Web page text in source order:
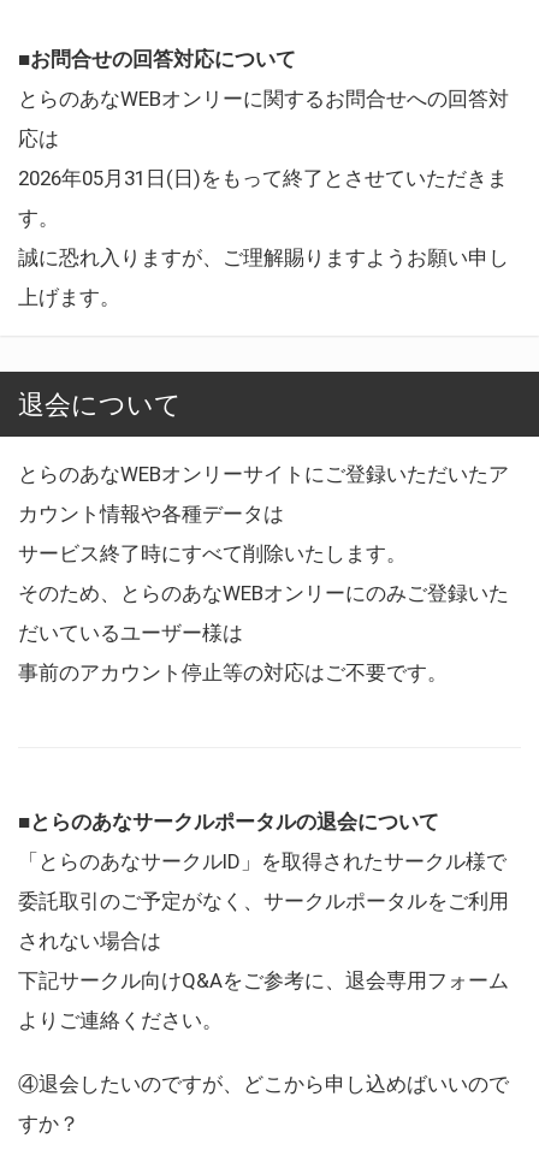
■お問合せの回答対応について
とらのあなWEBオンリーに関するお問合せへの回答対
応は
2026年05月31日(日)をもって終了とさせていただきま
す。
誠に恐れ入りますが、ご理解賜りますようお願い申し
上げます。
退会について
とらのあなWEBオンリーサイトにご登録いただいたア
カウント情報や各種データは
サービス終了時にすべて削除いたします。
そのため、とらのあなWEBオンリーにのみご登録いた
だいているユーザー様は
事前のアカウント停止等の対応はご不要です。
■とらのあなサークルポータルの退会について
「とらのあなサークルID」を取得されたサークル様で
委託取引のご予定がなく、サークルポータルをご利用
されない場合は
下記サークル向けQ&Aをご参考に、退会専用フォーム
よりご連絡ください。
④退会したいのですが、どこから申し込めばいいので
すか？